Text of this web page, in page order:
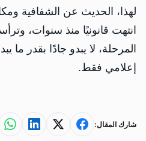
لهذا، الحديث عن الشفافية
انتهت قانونيًا منذ سنوات،
المرحلة، لا يبدو جادًا بقدر ما
إعلامي فقط.
شارك المقال: